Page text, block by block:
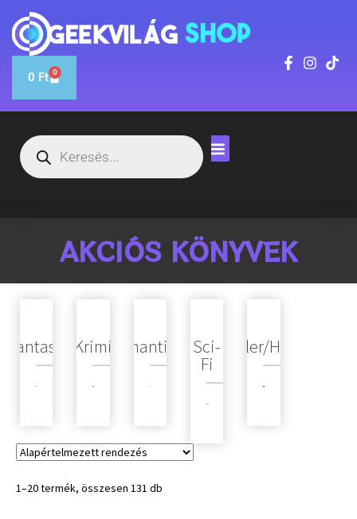
0 Ft 0
AKCIÓS KÖNYVEK
Fantasy KrimiRomantikus Sci-
Fi
Thriller/Horror
1–20 termék, összesen 131 db